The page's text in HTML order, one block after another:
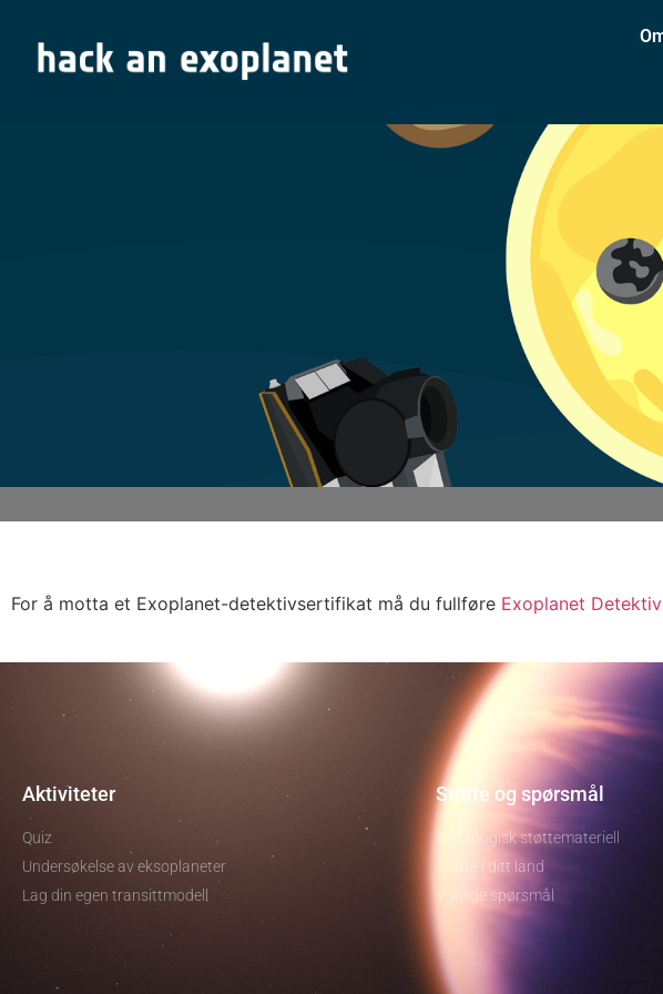
For å motta et Exoplanet-detektivsertifikat må du fullføre Exoplanet
Aktiviteter
Quiz
Undersøkelse av eksoplaneter
Lag din egen transittmodell
Støtte og spørsmål
Pedagogisk støttemateriell
Støtte i ditt land
Vanlige spørsmål